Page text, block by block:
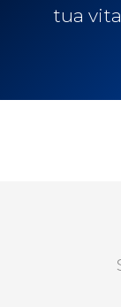
tua